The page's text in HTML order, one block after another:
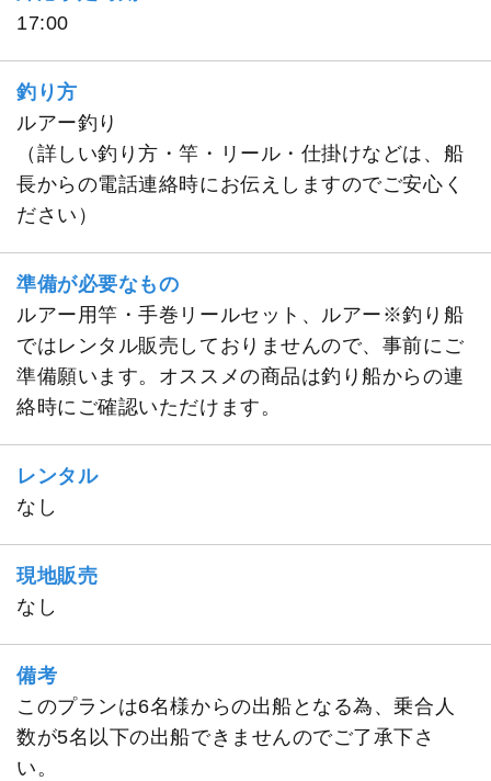
17:00
釣り方
ルアー釣り
（詳しい釣り方・竿・リール・仕掛けなどは、船
長からの電話連絡時にお伝えしますのでご安心く
ださい）
準備が必要なもの
ルアー用竿・手巻リールセット、ルアー※釣り船
ではレンタル販売しておりませんので、事前にご
準備願います。オススメの商品は釣り船からの連
絡時にご確認いただけます。
レンタル
なし
現地販売
なし
備考
このプランは6名様からの出船となる為、乗合人
数が5名以下の出船できませんのでご了承下さ
い。